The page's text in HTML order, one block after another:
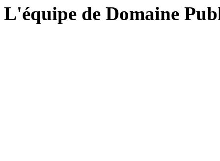
L'équipe de Domaine